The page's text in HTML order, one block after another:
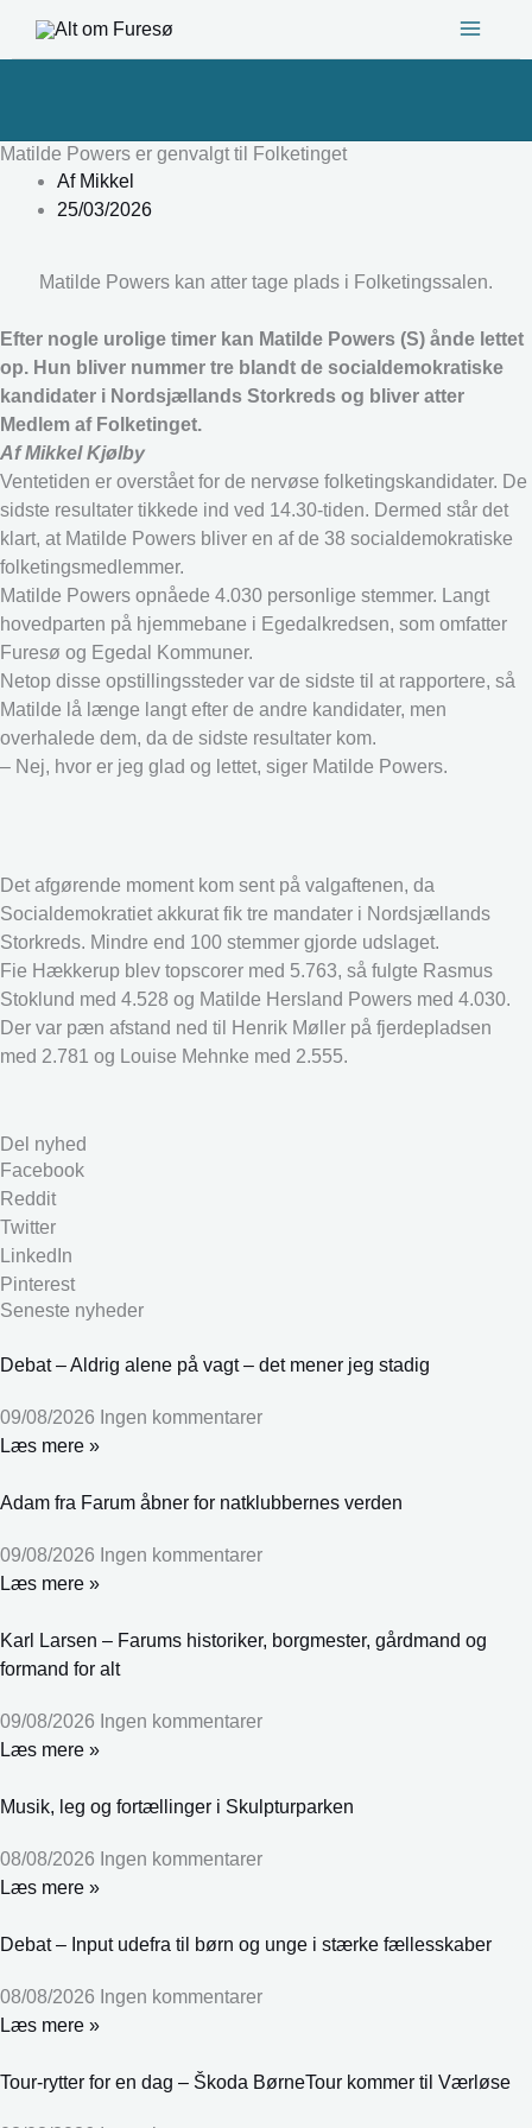
Matilde Powers er genvalgt til Folketinget
AfMikkel
25/03/2026
Matilde Powers kan atter tage plads i Folketingssalen.
Efter nogle urolige timer kan Matilde Powers (S) ånde lettet
op. Hun bliver nummer tre blandt de socialdemokratiske
kandidater i Nordsjællands Storkreds og bliver atter
Medlem af Folketinget.
Af Mikkel Kjølby
Ventetiden er overstået for de nervøse folketingskandidater. De
sidste resultater tikkede ind ved 14.30-tiden. Dermed står det
klart, at Matilde Powers bliver en af de 38 socialdemokratiske
folketingsmedlemmer.
Matilde Powers opnåede 4.030 personlige stemmer. Langt
hovedparten på hjemmebane i Egedalkredsen, som omfatter
Furesø og Egedal Kommuner.
Netop disse opstillingssteder var de sidste til at rapportere, så
Matilde lå længe langt efter de andre kandidater, men
overhalede dem, da de sidste resultater kom.
– Nej, hvor er jeg glad og lettet, siger Matilde Powers.
Det afgørende moment kom sent på valgaftenen, da
Socialdemokratiet akkurat fik tre mandater i Nordsjællands
Storkreds. Mindre end 100 stemmer gjorde udslaget.
Fie Hækkerup blev topscorer med 5.763, så fulgte Rasmus
Stoklund med 4.528 og Matilde Hersland Powers med 4.030.
Der var pæn afstand ned til Henrik Møller på fjerdepladsen
med 2.781 og Louise Mehnke med 2.555.
Del nyhed
Facebook
Reddit
Twitter
LinkedIn
Pinterest
Seneste nyheder
Debat – Aldrig alene på vagt – det mener jeg stadig
09/08/2026 Ingen kommentarer
Læs mere »
Adam fra Farum åbner for natklubbernes verden
09/08/2026 Ingen kommentarer
Læs mere »
Karl Larsen – Farums historiker, borgmester, gårdmand og
formand for alt
09/08/2026 Ingen kommentarer
Læs mere »
Musik, leg og fortællinger i Skulpturparken
08/08/2026 Ingen kommentarer
Læs mere »
Debat – Input udefra til børn og unge i stærke fællesskaber
08/08/2026 Ingen kommentarer
Læs mere »
Tour-rytter for en dag – Škoda BørneTour kommer til Værløse